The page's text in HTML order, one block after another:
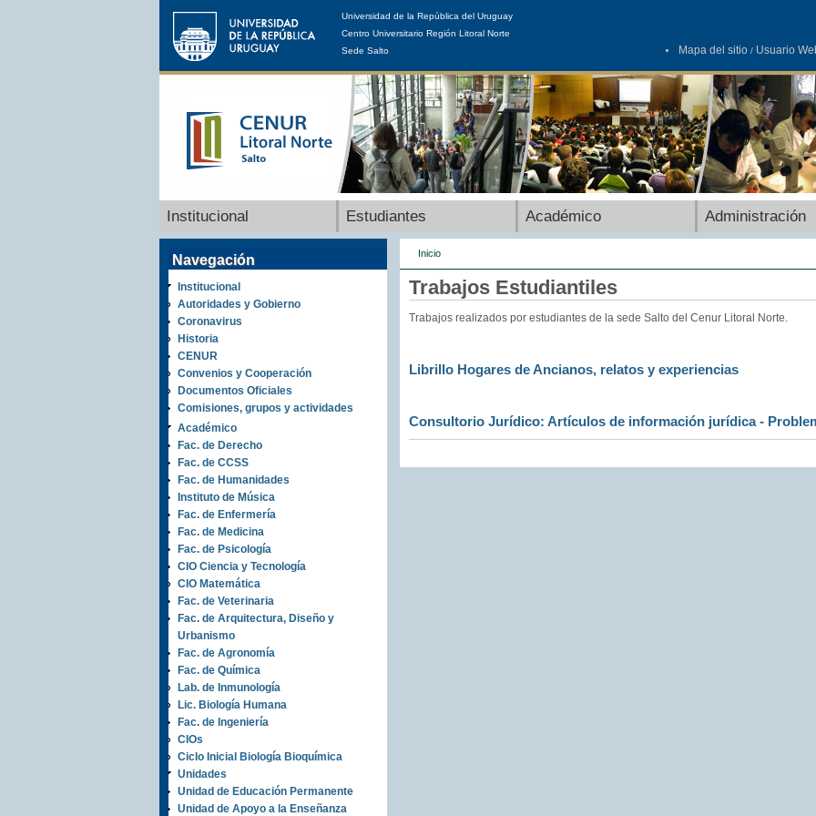
Universidad de la República del Uruguay
Centro Universitario Región Litoral Norte
Sede Salto
Mapa del sitio/ Usuario
Institucional Estudiantes Académico Administración
Navegación
Institucional
Autoridades y Gobierno
Coronavirus
Historia
CENUR
Convenios y Cooperación
Documentos Oficiales
Comisiones, grupos y actividades
Académico
Fac. de Derecho
Fac. de CCSS
Fac. de Humanidades
Instituto de Música
Fac. de Enfermería
Fac. de Medicina
Fac. de Psicología
CIO Ciencia y Tecnología
CIO Matemática
Fac. de Veterinaria
Fac. de Arquitectura, Diseño y
Urbanismo
Fac. de Agronomía
Fac. de Química
Lab. de Inmunología
Lic. Biología Humana
Fac. de Ingeniería
CIOs
Ciclo Inicial Biología Bioquímica
Unidades
Unidad de Educación Permanente
Unidad de Apoyo a la Enseñanza
Inicio
Trabajos Estudiantiles
Trabajos realizados por estudiantes de la sede Salto del Cenur Litoral Norte.
Librillo Hogares de Ancianos, relatos y experiencias
Consultorio Jurídico: Artículos de información jurídica -